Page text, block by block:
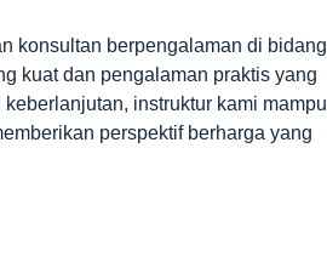
konsultan berpengalaman di bidang
kuat dan pengalaman praktis yang
instruktur kami mampu
perspektif berharga yang